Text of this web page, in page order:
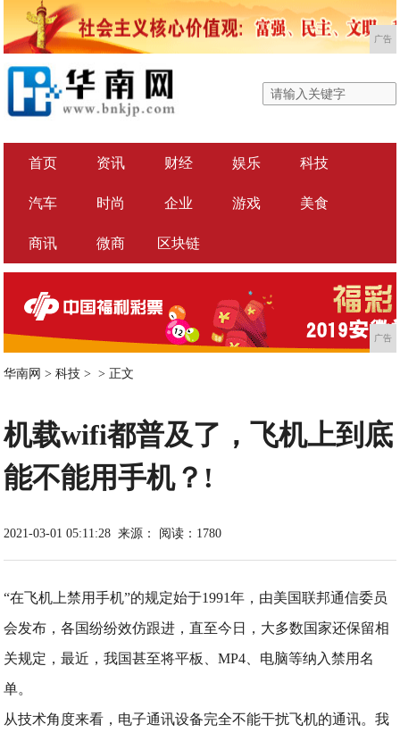
广告
首页 资讯 财经 娱乐 科技
汽车 时尚 企业 游戏 美食
商讯 微商 区块链
广告
华南网 >科技 > > 正文
机载wifi都普及了，飞机上到底
能不能用手机？!
2021-03-01 05:11:28 来源： 阅读：1780
“在飞机上禁用手机”的规定始于1991年，由美国联邦通信委员
会发布，各国纷纷效仿跟进，直至今日，大多数国家还保留相
关规定，最近，我国甚至将平板、MP4、电脑等纳入禁用名
单。
从技术角度来看，电子通讯设备完全不能干扰飞机的通讯。我